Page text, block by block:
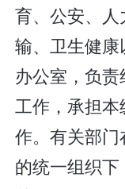
育、公安、
输、卫生健
办公室，负
工作，承担
作。有关部
的统一组织